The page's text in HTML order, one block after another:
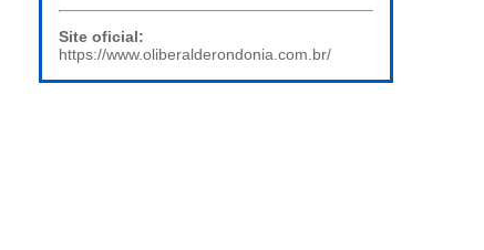
Site oficial:
https://www.oliberalderondonia.com.br/